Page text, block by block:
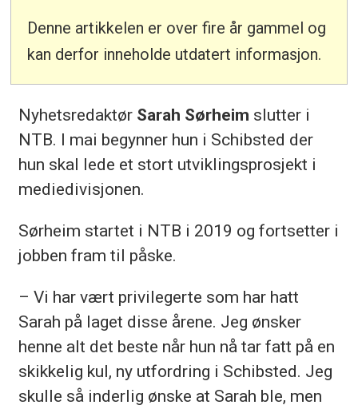
Denne artikkelen er over fire år gammel og
kan derfor inneholde utdatert informasjon.
Nyhetsredaktør Sarah Sørheim slutter i
NTB. I mai begynner hun i Schibsted der
hun skal lede et stort utviklingsprosjekt i
mediedivisjonen.
Sørheim startet i NTB i 2019 og fortsetter i
jobben fram til påske.
– Vi har vært privilegerte som har hatt
Sarah på laget disse årene. Jeg ønsker
henne alt det beste når hun nå tar fatt på en
skikkelig kul, ny utfordring i Schibsted. Jeg
skulle så inderlig ønske at Sarah ble, men